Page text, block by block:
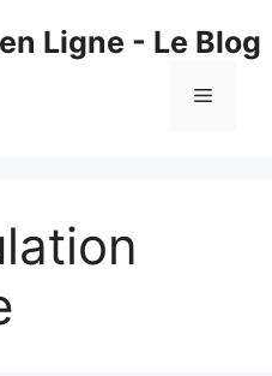
Ligne - Le Blog
Menu